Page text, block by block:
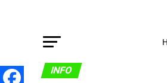
INFO